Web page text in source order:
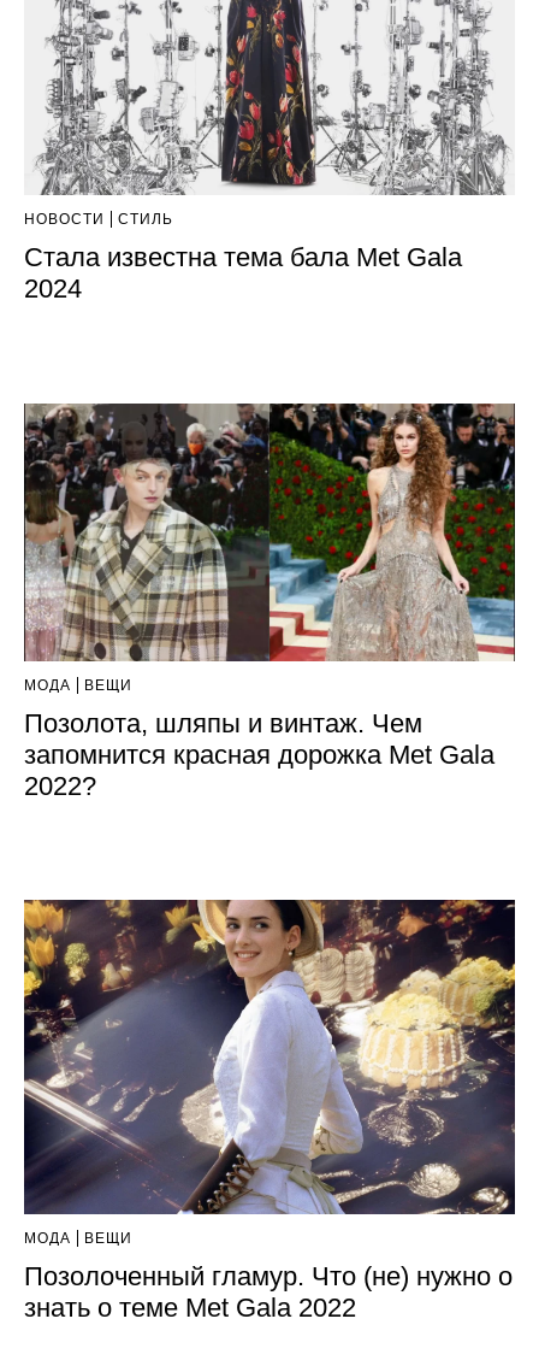
НОВОСТИ СТИЛЬ
Стала известна тема бала Met Gala
2024
МОДА ВЕЩИ
Позолота, шляпы и винтаж. Чем
запомнится красная дорожка Met Gala
2022?
МОДА ВЕЩИ
Позолоченный гламур. Что (не) нужно о
знать о теме Met Gala 2022